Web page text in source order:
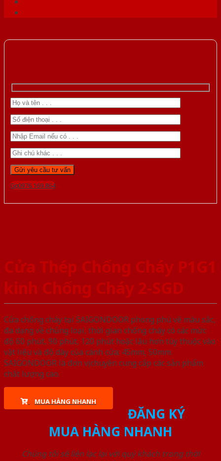
Gọi 0976.169.864
Cửa Thép Chống Cháy P1G1
kinh Chống Cháy 2-SGD
Cửa chống cháy tại SAIGONDOOR phong phú về màu sắc,
đa dạng về chủng loại, thời gian chống cháy có các mức
độ 60 phút, 90 phút, 120 phút hoặc lâu hơn tùy thuộc vào
vật liệu và độ dày của cánh cửa: 45mm, 50mm.
SAIGONDOOR là đơn vị chuyên cung cấp các sản phẩm
chất lượng cao.
MUA HÀNG NHANH
ĐĂNG KÝ
MUA HÀNG NHANH
Chúng tôi sẽ liên lạc lại với quý khách trong thời